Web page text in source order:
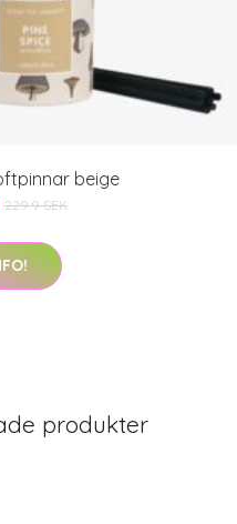
beige
229.9 SEK
produkter